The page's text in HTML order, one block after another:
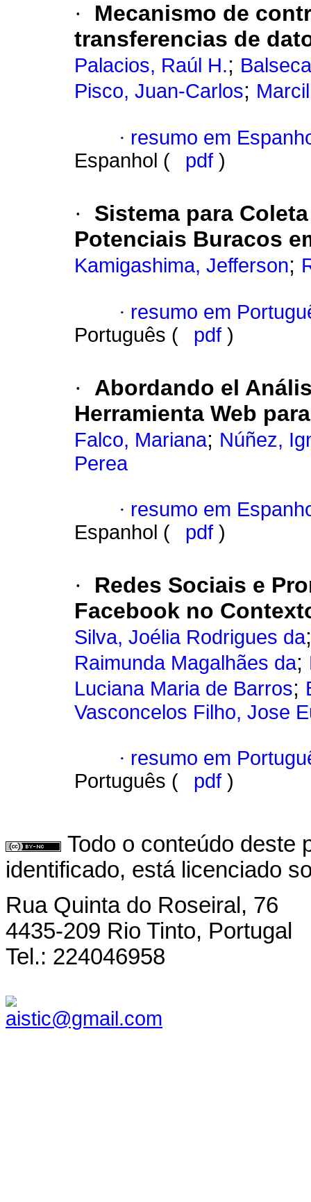
·
Mecanismo de
transferencias de
Palacios, Raúl H.;
Pisco, Juan-Carlos;
· resumo em
Espanhol (
pdf )
·
Sistema para
Potenciais Buracos
Kamigashima, Jefferson;
· resumo em
Português (
pdf )
·
Abordando el
Herramienta Web
Falco, Mariana; Núñez,
Perea
· resumo em
Espanhol (
pdf )
·
Redes Sociais e
Facebook no
Silva, Joélia Rodrigues da
Raimunda Magalhães da;
Luciana Maria de Barros;
Vasconcelos Filho, Jose
· resumo em
Português (
pdf )
Todo o conteúdo deste
identificado, está licenciado
Rua Quinta do Roseiral, 76
4435-209 Rio Tinto, Portugal
Tel.: 224046958
aistic@gmail.com